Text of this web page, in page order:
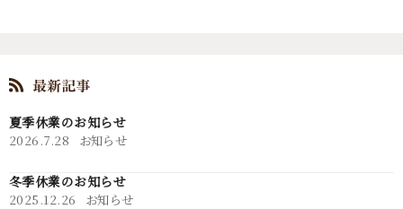
2026.7.28 お知らせ
夏季休業のお知らせ
2025.12.26 お知らせ
冬季休業のお知らせ